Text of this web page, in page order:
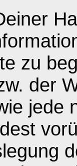
zu
der
jede